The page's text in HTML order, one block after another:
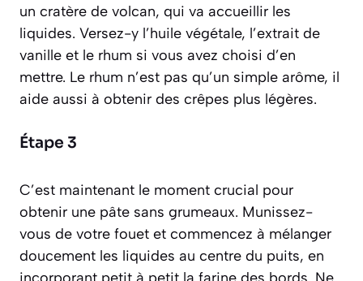
un cratère de volcan, qui va accueillir les
liquides. Versez-y l’huile végétale, l’extrait de
vanille et le rhum si vous avez choisi d’en
mettre. Le rhum n’est pas qu’un simple arôme, il
aide aussi à obtenir des crêpes plus légères.
Étape 3
C’est maintenant le moment crucial pour
obtenir une pâte sans grumeaux. Munissez-
vous de votre fouet et commencez à mélanger
doucement les liquides au centre du puits, en